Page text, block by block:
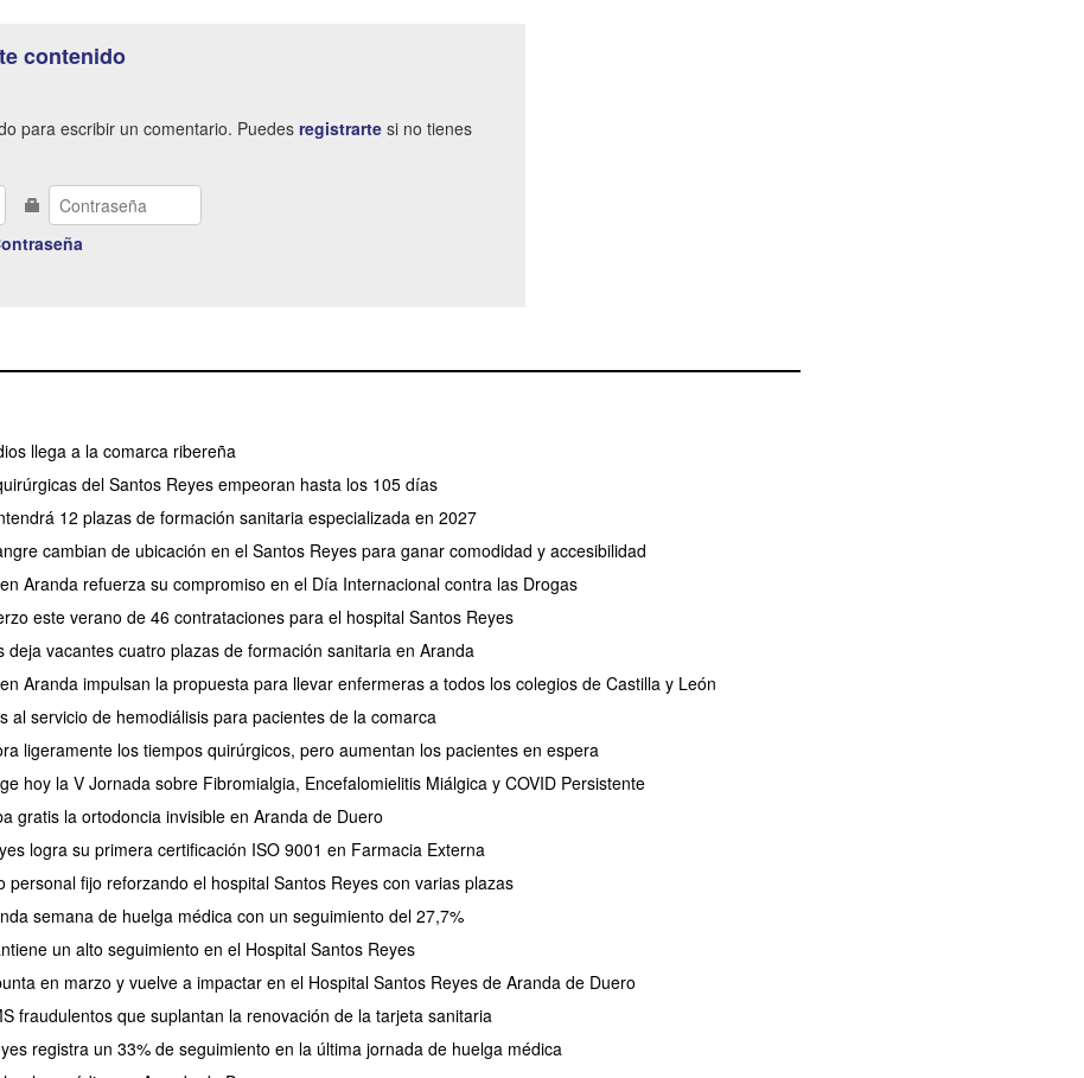
contenido
para escribir un comentario. Puedes registrarte si no tienes
llega a la comarca ribereña
del Santos Reyes empeoran hasta los 105 días
12 plazas de formación sanitaria especializada en 2027
cambian de ubicación en el Santos Reyes para ganar comodidad y accesibilidad
Aranda refuerza su compromiso en el Día Internacional contra las Drogas
este verano de 46 contrataciones para el hospital Santos Reyes
deja vacantes cuatro plazas de formación sanitaria en Aranda
Aranda impulsan la propuesta para llevar enfermeras a todos los colegios de Castilla y León
al servicio de hemodiálisis para pacientes de la comarca
ligeramente los tiempos quirúrgicos, pero aumentan los pacientes en espera
hoy la V Jornada sobre Fibromialgia, Encefalomielitis Miálgica y COVID Persistente
gratis la ortodoncia invisible en Aranda de Duero
logra su primera certificación ISO 9001 en Farmacia Externa
personal fijo reforzando el hospital Santos Reyes con varias plazas
semana de huelga médica con un seguimiento del 27,7%
un alto seguimiento en el Hospital Santos Reyes
en marzo y vuelve a impactar en el Hospital Santos Reyes de Aranda de Duero
fraudulentos que suplantan la renovación de la tarjeta sanitaria
registra un 33% de seguimiento en la última jornada de huelga médica